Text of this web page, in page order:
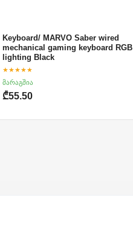
Keyboard/ MARVO Saber wired
mechanical gaming keyboard RGB
lighting Black
★★★★★
მარაგშია
₾55.50